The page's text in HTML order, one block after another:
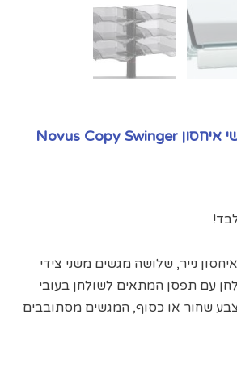
מעמד לשישה מגשי איחסון Novus Copy Swinger
נייר, שלושה מגשים משני צידי
עם תפסן המתאים לשולחן בעובי
בצבע שחור או כסוף, המגשים מסתובבים